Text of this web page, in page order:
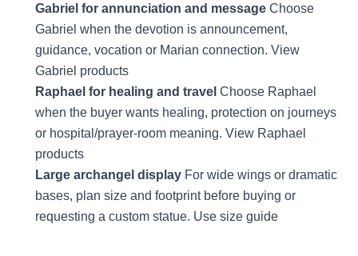
Gabriel for annunciation and message Choose
Gabriel when the devotion is announcement,
guidance, vocation or Marian connection. View
Gabriel products
Raphael for healing and travel Choose Raphael
when the buyer wants healing, protection on journeys
or hospital/prayer-room meaning. View Raphael
products
Large archangel display For wide wings or dramatic
bases, plan size and footprint before buying or
requesting a custom statue. Use size guide